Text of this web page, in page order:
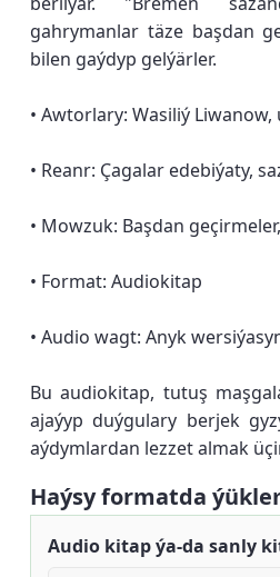
gahrymanlar täze başdan
bilen gaýdyp gelýärler.
• Awtorlary: Wasiliý
• Reanr: Çagalar edebiýaty,
• Mowzuk: Başdan
• Format: Audiokitap
• Audio wagt: Anyk
Bu audiokitap, tutuş
ajaýyp duýgulary berjek
aýdymlardan lezzet almak
Haýsy formatda
Audio kitap ýa-da sanly